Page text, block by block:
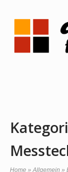
Home
Home » Allgemein »